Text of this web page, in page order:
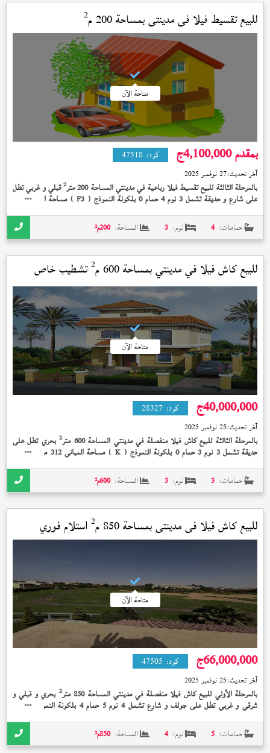
للبيع تقسيط فيلا فيمدينتيبمساحة 200 م 2
متاحة الآن
بمقدم 4,100,000 ج كود: 47518
آخر تحديث:27 نوفمبر 2025
بالمرحلة الثالثة للبيع تقسيط فيلا رباعية في مدينتي المساحة 200 متر 2قبلي و غربي تطل
على شارع و حديقة تشمل 3 نوم 4 حمام 0 بلكونة النموذج ( F3
2
حمامات: 4 نوم: 3 المساحة: 200م²
للبيع كاش فيلا فيمدينتيبمساحة 600 م 2تشطيب خاص
استلام فوري
متاحة الآن
40,000,000ج كود: 28327
آخر تحديث:25 نوفمبر 2025
بالمرحلة الثالثة للبيع كاش فيلا منفصلة في مدينتي المساحة 600 متر 2بحري تطل على
حديقة تشمل 3 نوم 3 حمام 0 بلكونة النموذج ( K ) مساحة المباني 312 متر تشطيب
حمامات: 3 نوم: 3 المساحة: 600م²
للبيع كاش فيلا فيمدينتيبمساحة 850 م 2 استلام فوري
متاحة الآن
66,000,000ج كود: 47505
آخر تحديث:25 نوفمبر 2025
بالمرحلة الأولي للبيع كاش فيلا منفصلة في مدينتي المساحة 850 متر 2 بحري و قبلي و
شرقي و غربي تطل على جولف و شارع تشمل 4 نوم 5 حمام 4 بلكونة النموذج (
2
حمامات: 5 نوم: 4 المساحة: 850م²